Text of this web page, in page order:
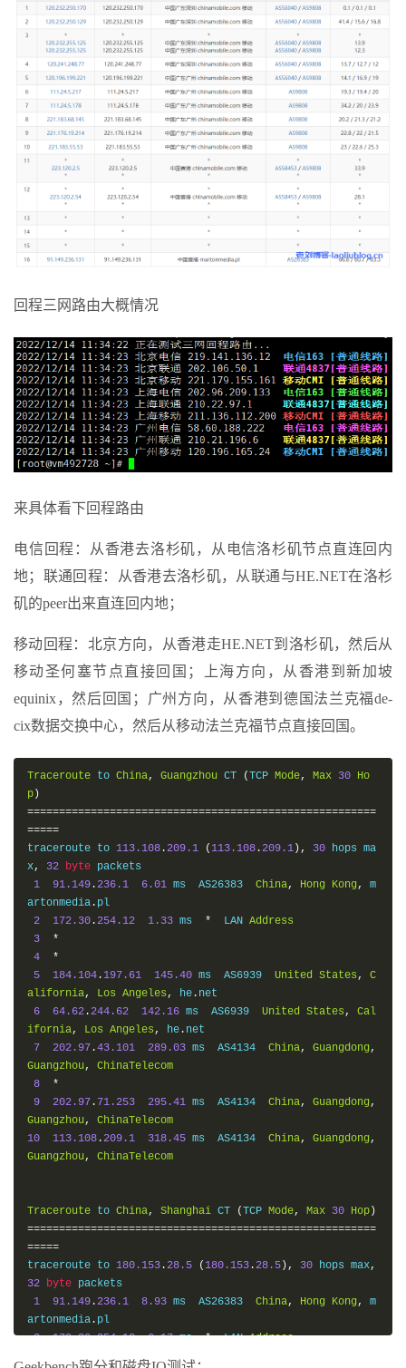
回程三网路由大概情况
来具体看下回程路由
电信回程：从香港去洛杉矶，从电信洛杉矶节点直连回内
地；联通回程：从香港去洛杉矶，从联通与HE.NET在洛杉
矶的peer出来直连回内地；
移动回程：北京方向，从香港走HE.NET到洛杉矶，然后从
移动圣何塞节点直接回国；上海方向，从香港到新加坡
equinix，然后回国；广州方向，从香港到德国法兰克福de-
cix数据交换中心，然后从移动法兰克福节点直接回国。
Traceroute to China, Guangzhou CT (TCP Mode, Max 30 Ho
p)
=======================================================
=====
traceroute to 113.108 .209.1 ( 113.108 .209.1), 30 hops ma
x, 32 byte packets
1
91.149 .236.1 6.01 ms  AS26383 China, Hong Kong,
m
artonmedia . pl
2
172.30 .254.12 1.33 ms *
  LAN
Address
3
*
4
*
5
184.104 . 197.61 145.40 ms  AS6939 United States ,
C
alifornia, Los Angeles , he . net
6
64.62 .244.62 142.16 ms  AS6939 United States ,
Cal
ifornia, Los Angeles , he . net
7
202.97 .43.101 289.03 ms  AS4134 China, Guangdong,
Guangzhou,
ChinaTelecom
8
*
9
202.97 . 71.253 295.41 ms  AS4134 China, Guangdong,
Guangzhou,
ChinaTelecom
10
113.108 .209.1 318.45 ms  AS4134 China, Guangdong,
Guangzhou, ChinaTelecom
Traceroute to China, Shanghai CT (TCP Mode, Max 30 Hop)
=======================================================
=====
traceroute to 180.153 .28.5 ( 180.153 .28.5), 30 hops max,
32
byte packets
1
91.149 .236.1 8.93 ms  AS26383 China, Hong Kong,
m
artonmedia . pl
2
172.30.254.12 6.17 ms *
  LAN
Address